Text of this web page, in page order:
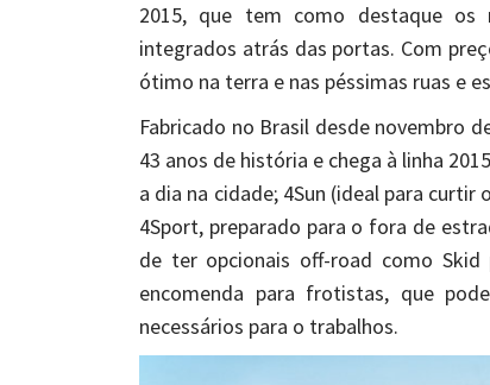
2015, que tem como destaque os
integrados atrás das portas. Com
ótimo na terra e nas péssimas ruas e
Fabricado no Brasil desde novembro
43 anos de história e chega à linha
a dia na cidade; 4Sun (ideal para
4Sport, preparado para o fora de
de ter opcionais off-road como
encomenda para frotistas, que
necessários para o trabalhos.